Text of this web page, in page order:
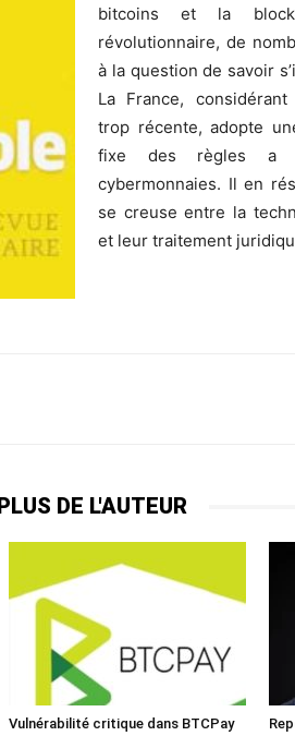
bitcoins et la
révolutionnaire, de
à la question de savoir
La France,
trop récente, adopte
fixe des règles a
cybermonnaies. Il en
se creuse entre la
et leur traitement
DE L'AUTEUR
Vulnérabilité critique dans BTCPay